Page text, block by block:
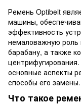
Ремень Optibelt
машины,
эффективность
немаловажную роль
барабану, а также
основные аспекты
способы его замены.
Что такое